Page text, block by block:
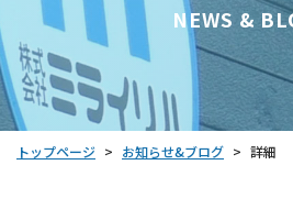
NEWS &
トップページ > お知らせ&ブログ > 詳細